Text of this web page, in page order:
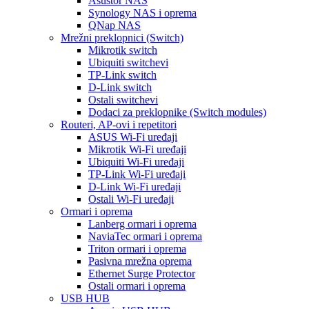
Synology NAS i oprema
QNap NAS
Mrežni preklopnici (Switch)
Mikrotik switch
Ubiquiti switchevi
TP-Link switch
D-Link switch
Ostali switchevi
Dodaci za preklopnike (Switch modules)
Routeri, AP-ovi i repetitori
ASUS Wi-Fi uređaji
Mikrotik Wi-Fi uređaji
Ubiquiti Wi-Fi uređaji
TP-Link Wi-Fi uređaji
D-Link Wi-Fi uređaji
Ostali Wi-Fi uređaji
Ormari i oprema
Lanberg ormari i oprema
NaviaTec ormari i oprema
Triton ormari i oprema
Pasivna mrežna oprema
Ethernet Surge Protector
Ostali ormari i oprema
USB HUB